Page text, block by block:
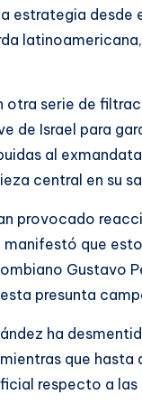
estrategia desde
serie de
de Israel para
al
central en su
provocado
manifestó que
Gustavo
presunta
ha
que
respecto a las